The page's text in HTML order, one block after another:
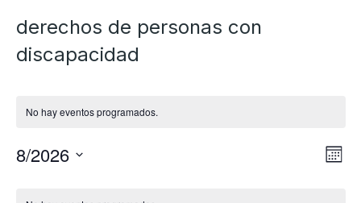
derechos de personas con
discapacidad
No hay eventos programados.
Mes
8/2026
Calendario